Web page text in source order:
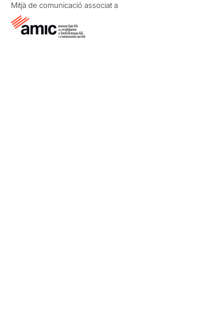
Mitjà de comunicació associat a